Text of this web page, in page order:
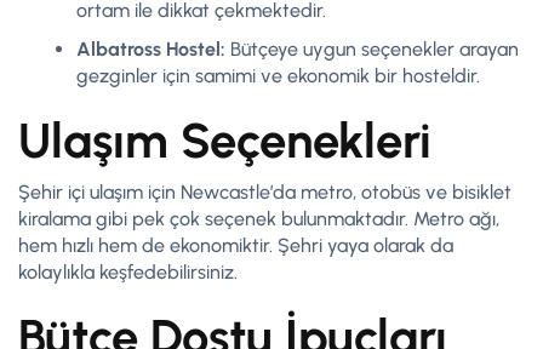
ortam ile dikkat çekmektedir.
Albatross Hostel: Bütçeye uygun seçenekler arayan
gezginler için samimi ve ekonomik bir hosteldir.
Ulaşım Seçenekleri
Şehir içi ulaşım için Newcastle’da metro, otobüs ve bisiklet
kiralama gibi pek çok seçenek bulunmaktadır. Metro ağı,
hem hızlı hem de ekonomiktir. Şehri yaya olarak da
kolaylıkla keşfedebilirsiniz.
Bütçe Dostu İpuçları